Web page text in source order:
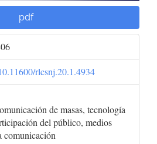
pdf
rlcsnj.20.1.4934
de masas, tecnología
del público, medios
comunicación